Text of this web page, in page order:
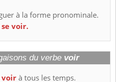
à la forme pronominale.
se voir.
du verbe voir
voirà tous les temps.